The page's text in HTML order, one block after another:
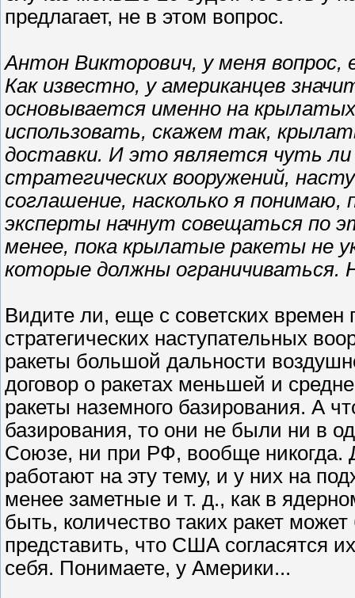
предлагает, не в этом вопрос.
Антон Викторович, у меня вопрос,
Как известно, у американцев
основывается именно на
использовать, скажем так,
доставки. И это является чуть ли
стратегических вооружений,
соглашение, насколько я
эксперты начнут совещаться по
менее, пока крылатые ракеты не
которые должны ограничиваться.
Видите ли, еще с советских времен
стратегических наступательных
ракеты большой дальности
договор о ракетах меньшей и
ракеты наземного базирования. А
базирования, то они не были ни в
Союзе, ни при РФ, вообще никогда.
работают на эту тему, и у них на
менее заметные и т. д., как в
быть, количество таких ракет
представить, что США согласятся
себя. Понимаете, у Америки...